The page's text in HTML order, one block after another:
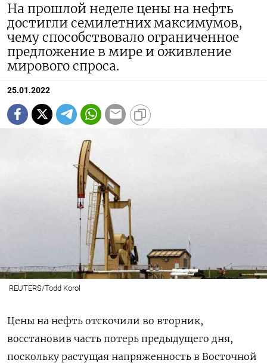
На прошлой неделе цены на нефть
достигли семилетних максимумов,
чему способствовало ограниченное
предложение в мире и оживление
мирового спроса.
25.01.2022
REUTERS/Todd Korol
Цены на нефть отскочили во вторник,
восстановив часть потерь предыдущего дня,
поскольку растущая напряженность в Восточной